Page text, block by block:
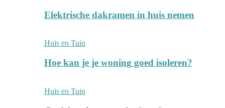
Elektrische dakramen in huis nemen
Huis en Tuin
Hoe kan je je woning goed isoleren?
Huis en Tuin